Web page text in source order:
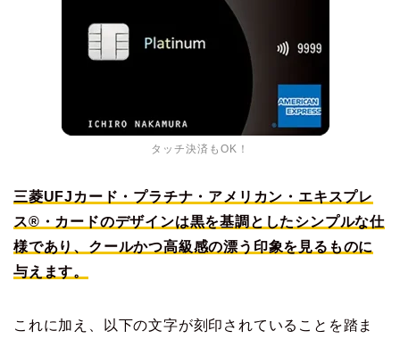
タッチ決済もOK！
三菱UFJカード・プラチナ・アメリカン・エキスプレ
ス®・カードのデザインは黒を基調としたシンプルな仕
様であり、クールかつ高級感の漂う印象を見るものに
与えます。
これに加え、以下の文字が刻印されていることを踏ま